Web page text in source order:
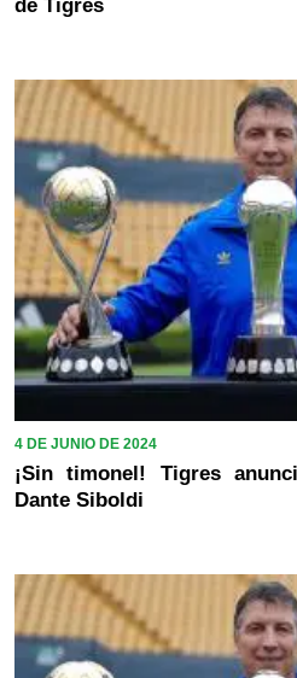
de Tigres
4 DE JUNIO DE 2024
¡Sin timonel! Tigres
Dante Siboldi